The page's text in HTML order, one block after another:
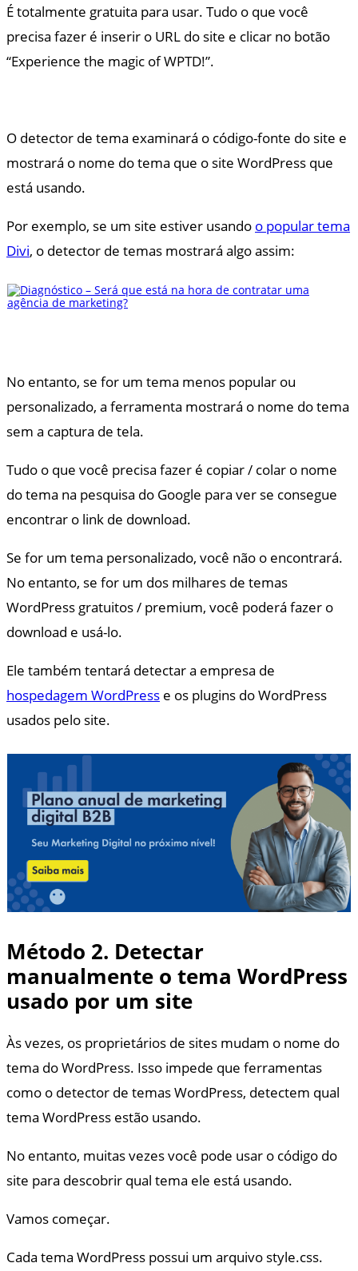
É totalmente gratuita para usar. Tudo o que você
precisa fazer é inserir o URL do site e clicar no botão
“Experience the magic of WPTD!”.
O detector de tema examinará o código-fonte do site e
mostrará o nome do tema que o site WordPress que
está usando.
Por exemplo, se um site estiver usando o popular tema
Divi, o detector de temas mostrará algo assim:
No entanto, se for um tema menos popular ou
personalizado, a ferramenta mostrará o nome do tema
sem a captura de tela.
Tudo o que você precisa fazer é copiar / colar o nome
do tema na pesquisa do Google para ver se consegue
encontrar o link de download.
Se for um tema personalizado, você não o encontrará.
No entanto, se for um dos milhares de temas
WordPress gratuitos / premium, você poderá fazer o
download e usá-lo.
Ele também tentará detectar a empresa de
hospedagem WordPress e os plugins do WordPress
usados pelo site.
Método 2. Detectar
manualmente o tema WordPress
usado por um site
Às vezes, os proprietários de sites mudam o nome do
tema do WordPress. Isso impede que ferramentas
como o detector de temas WordPress, detectem qual
tema WordPress estão usando.
No entanto, muitas vezes você pode usar o código do
site para descobrir qual tema ele está usando.
Vamos começar.
Cada tema WordPress possui um arquivo style.css.